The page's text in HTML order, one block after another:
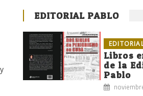
EDITORIAL PABLO
Libros
de la
Pablo